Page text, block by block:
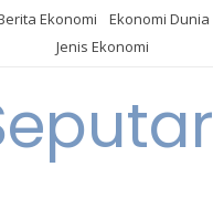
Ekonomi
Ekonomi Dunia
Jenis Ekonomi